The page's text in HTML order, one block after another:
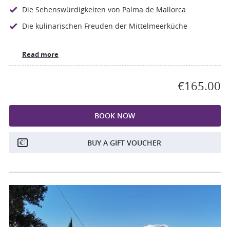
Die Sehenswürdigkeiten von Palma de Mallorca
Die kulinarischen Freuden der Mittelmeerküche
Read more
€165.00
BOOK NOW
BUY A GIFT VOUCHER